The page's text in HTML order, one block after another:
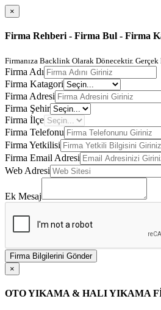
×
Firma Rehberi - Firma Bul - Firma
Firmanıza Backlink Olarak Dönecektir.
Firma Adı
Firma Katagori
Firma Adresi
Firma Şehir
Firma İlçe
Firma Telefonu
Firma Yetkilisi
Firma Email Adresi
Web Adresi
Ek Mesaj
Firma Bilgilerini Gönder
×
OTO YIKAMA & HALI YIKAMA